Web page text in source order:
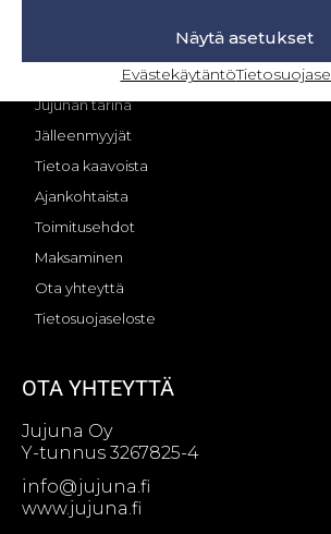
Näytä asetukset
Evästekäytäntö
OMA TILI – KIRJAUTUMINEN
Jujunan tarina
Jälleenmyyjät
Tietoa kaavoista
Ajankohtaista
Toimitusehdot
Maksaminen
Ota yhteyttä
Tietosuojaseloste
OTA YHTEYTTÄ
Jujuna Oy
Y-tunnus 3267825-4
info@jujuna.fi
www.jujuna.fi